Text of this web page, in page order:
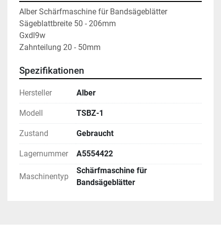
Alber Schärfmaschine für Bandsägeblätter
Sägeblattbreite 50 - 206mm
Gxdl9w
Zahnteilung 20 - 50mm
Spezifikationen
Hersteller Alber
Modell TSBZ-1
Zustand Gebraucht
Lagernummer A5554422
Maschinentyp
Schärfmaschine für
Bandsägeblätter